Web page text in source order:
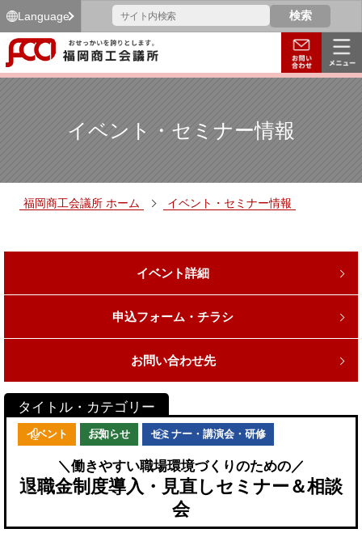
Language
イベント・セミナー情報
福岡商工会議所 ホーム イベント・セミナー情報
イベント詳細
申込フォーム・チラシ
お問い合わせ先
イベント お知らせ セミナー・講演会・研修
＼働きやすい職場環境づくりのための／
退職金制度導入・見直しセミナー＆相談
会